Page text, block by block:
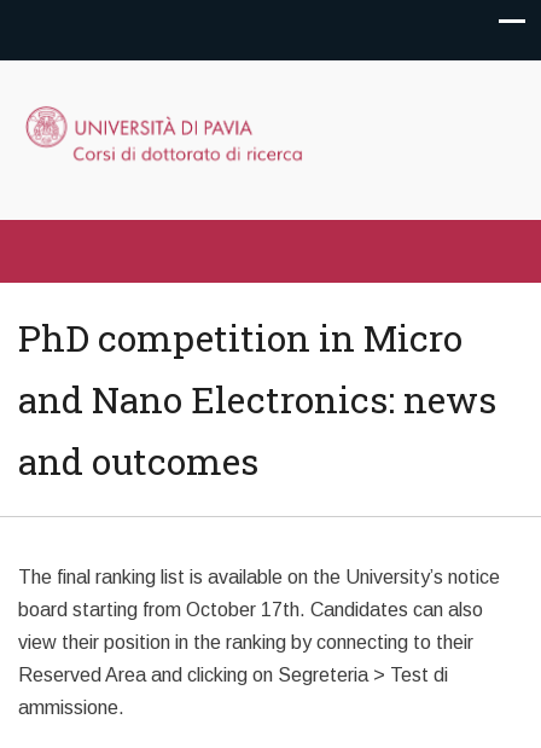
PhD competition in Micro
and Nano Electronics: news
and outcomes
The final ranking list is available on the University’s notice
board starting from October 17th. Candidates can also
view their position in the ranking by connecting to their
Reserved Area and clicking on Segreteria > Test di
ammissione.